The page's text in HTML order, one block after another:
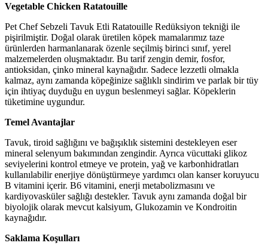
Vegetable Chicken Ratatouille
Pet Chef Sebzeli Tavuk Etli Ratatouille Redüksiyon tekniği ile
pişirilmiştir. Doğal olarak üretilen köpek mamalarımız taze
ürünlerden harmanlanarak özenle seçilmiş birinci sınıf, yerel
malzemelerden oluşmaktadır. Bu tarif zengin demir, fosfor,
antioksidan, çinko mineral kaynağıdır. Sadece lezzetli olmakla
kalmaz, aynı zamanda köpeğinize sağlıklı sindirim ve parlak bir tüy
için ihtiyaç duyduğu en uygun beslenmeyi sağlar. Köpeklerin
tüketimine uygundur.
Temel Avantajlar
Tavuk, tiroid sağlığını ve bağışıklık sistemini destekleyen eser
mineral selenyum bakımından zengindir. Ayrıca vücuttaki glikoz
seviyelerini kontrol etmeye ve protein, yağ ve karbonhidratları
kullanılabilir enerjiye dönüştürmeye yardımcı olan kanser koruyucu
B vitamini içerir. B6 vitamini, enerji metabolizmasını ve
kardiyovasküler sağlığı destekler. Tavuk aynı zamanda doğal bir
biyolojik olarak mevcut kalsiyum, Glukozamin ve Kondroitin
kaynağıdır.
Saklama Koşulları